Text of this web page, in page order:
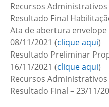
Recursos Administrativos
Resultado Final
Ata de abertura
08/11/2021 (clique aqui)
Resultado Preliminar
16/11/2021 (clique aqui)
Recursos Administrativos
Resultado Final – 23/11/